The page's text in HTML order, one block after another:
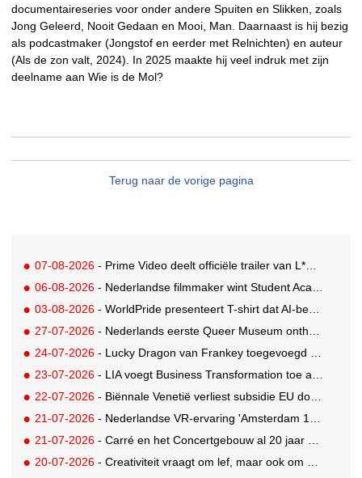
documentaireseries voor onder andere Spuiten en Slikken, zoals
Jong Geleerd, Nooit Gedaan en Mooi, Man. Daarnaast is hij bezig
als podcastmaker (Jongstof en eerder met Relnichten) en auteur
(Als de zon valt, 2024). In 2025 maakte hij veel indruk met zijn
deelname aan Wie is de Mol?
Terug naar de vorige pagina
07-08-2026 - Prime Video deelt officiële trailer van L*VE KLEINE
06-08-2026 - Nederlandse filmmaker wint Student Academy Award
03-08-2026 - WorldPride presenteert T-shirt dat AI-bewakingscamera's misleidt
27-07-2026 - Nederlands eerste Queer Museum onthult nieuwe visuele identiteit
24-07-2026 - Lucky Dragon van Frankey toegevoegd aan vaste opstelling STRAAT Museum
23-07-2026 - LIA voegt Business Transformation toe als prijzencategorie
22-07-2026 - Biënnale Venetië verliest subsidie EU door deelname Rusland
21-07-2026 - Nederlandse VR-ervaring 'Amsterdam 1652' geselecteerd voor filmfestival Venetië
21-07-2026 - Carré en het Concertgebouw al 20 jaar absolute favorieten van cultuurpubliek
20-07-2026 - Creativiteit vraagt om lef, maar ook om een plan voor als het misgaat